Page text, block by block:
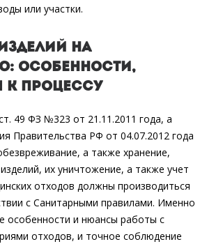
или участки.
на
особенности,
к процессу
49 ФЗ №323 от 21.11.2011 года, а
Правительства РФ от 04.07.2012 года
а также хранение,
их уничтожение, а также учет
отходов должны производиться
с Санитарными правилами. Именно
особенности и нюансы работы с
отходов, и точное соблюдение